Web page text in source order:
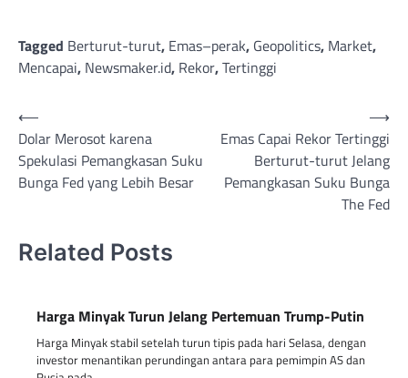
Tagged Berturut-turut, Emas–perak, Geopolitics, Market,
Mencapai, Newsmaker.id, Rekor,Tertinggi
Post
navigation
⟵
Dolar Merosot karena
Spekulasi Pemangkasan Suku
Bunga Fed yang Lebih Besar
Emas Capai Rekor Tertinggi
Berturut-turut Jelang
Pemangkasan Suku Bunga
The Fed
⟶
Related Posts
Harga Minyak Turun Jelang Pertemuan Trump-Putin
Harga Minyak stabil setelah turun tipis pada hari Selasa, dengan
investor menantikan perundingan antara para pemimpin AS dan